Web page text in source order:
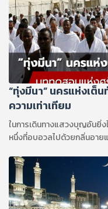
“ทุ่งมีนา” นครแห่งเต็
ความเท่าเทียม
ในการเดินทางแสวงบุญอันยิ่
หนึ่งที่อบอวลไปด้วยกลิ่นอาย
หรือที่ชาวโลกขนานนามว่า "เ
ของนครมักกะฮ์แห่งนี้ แม้จะไ
บัญญัติและหน้าประวัติศาสต
รองรับหัวใจอันเปี่ยมด้วยศรั